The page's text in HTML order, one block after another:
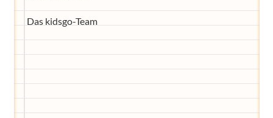
Das kidsgo-Team